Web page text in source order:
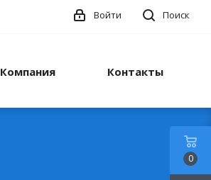
Поиск
Войти
Компания Контакты
0